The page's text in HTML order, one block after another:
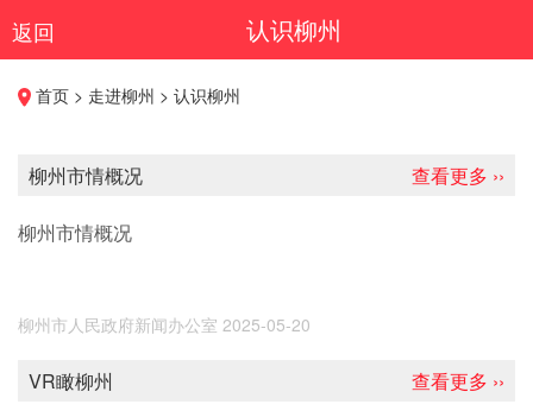
返回 认识柳州
首页 > 走进柳州 > 认识柳州
查看更多 ››
柳州市情概况
柳州市情概况
柳州市人民政府新闻办公室 2025-05-20
查看更多 ››
VR瞰柳州